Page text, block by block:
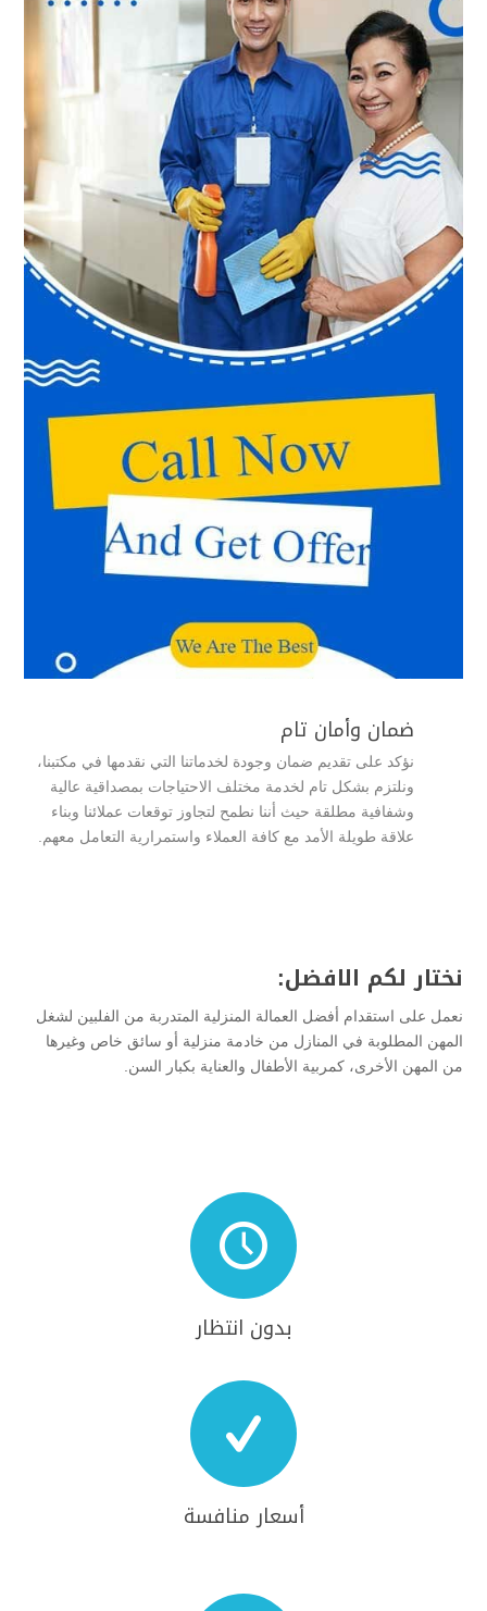
ضمان وأمان تام
نؤكد على تقديم ضمان وجودة لخدماتنا التي نقدمها في مكتبنا،
ونلتزم بشكل تام لخدمة مختلف الاحتياجات بمصداقية عالية
وشفافية مطلقة حيث أننا نطمح لتجاوز توقعات عملائنا وبناء
علاقة طويلة الأمد مع كافة العملاء واستمرارية التعامل معهم.
نختار لكم الافضل:
نعمل على استقدام أفضل العمالة المنزلية المتدربة من الفلبين لشغل
المهن المطلوبة في المنازل من خادمة منزلية أو سائق خاص وغيرها
من المهن الأخرى، كمربية الأطفال والعناية بكبار السن.

بدون انتظار

أسعار منافسة